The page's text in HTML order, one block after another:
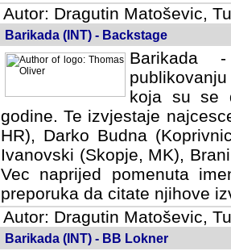
Autor: Dragutin Matoševic,
Barikada (INT) - Backstage
Barikada
koja su se
godine. Te izvjestaje
HR), Darko Budna
Ivanovski (Skopje, MK),
Vec naprijed pomenuta
preporuka da citate njihove
Autor: Dragutin Matoševic,
Barikada (INT) - BB Lokner